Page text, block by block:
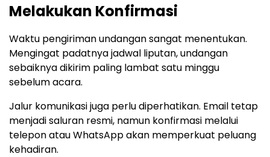
Melakukan Konfirmasi
Waktu pengiriman undangan sangat menentukan.
Mengingat padatnya jadwal liputan, undangan
sebaiknya dikirim paling lambat satu minggu
sebelum acara.
Jalur komunikasi juga perlu diperhatikan. Email tetap
menjadi saluran resmi, namun konfirmasi melalui
telepon atau WhatsApp akan memperkuat peluang
kehadiran.